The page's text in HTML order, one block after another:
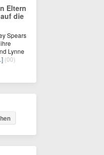
Eltern
die
Spears
Lynne
(00)